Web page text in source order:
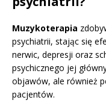
Muzykoterapia
psychiatrii, stając się
nerwic, depresji oraz
psychicznego jej
objawów, ale również
pacjentów.